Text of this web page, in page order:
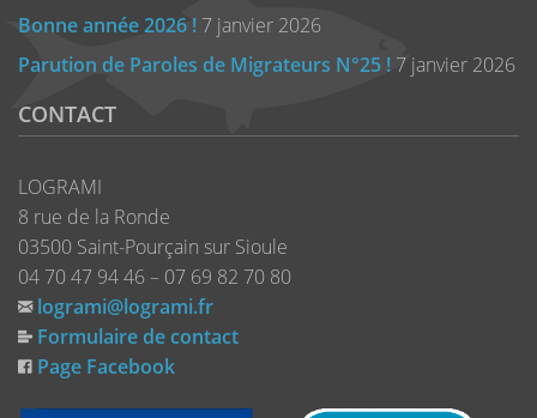
Bonne année 2026 ! 7 janvier 2026
Parution de Paroles de Migrateurs N°25 ! 7 janvier 2026
CONTACT
LOGRAMI
8 rue de la Ronde
03500 Saint-Pourçain sur Sioule
04 70 47 94 46 – 07 69 82 70 80
logrami@logrami.fr
Formulaire de contact
Page Facebook